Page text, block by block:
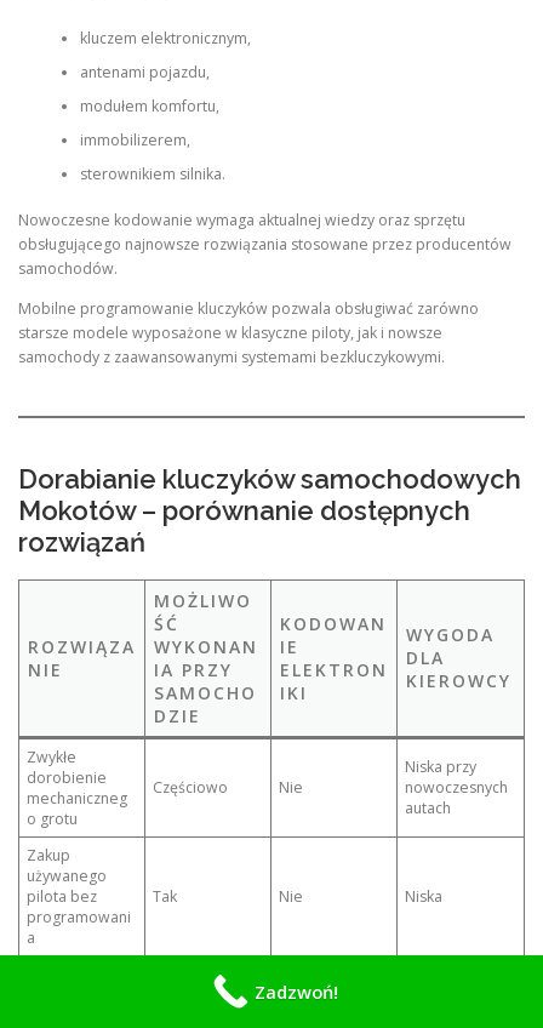
kluczem elektronicznym,
antenami pojazdu,
modułem komfortu,
immobilizerem,
sterownikiem silnika.
Nowoczesne kodowanie wymaga aktualnej wiedzy oraz sprzętu
obsługującego najnowsze rozwiązania stosowane przez producentów
samochodów.
Mobilne programowanie kluczyków pozwala obsługiwać zarówno
starsze modele wyposażone w klasyczne piloty, jak i nowsze
samochody z zaawansowanymi systemami bezkluczykowymi.
Dorabianie kluczyków samochodowych
Mokotów – porównanie dostępnych
rozwiązań
ROZWIĄZA
NIE
MOŻLIWO
ŚĆ
WYKONAN
IA PRZY
SAMOCHO
DZIE
KODOWAN
IE
ELEKTRON
IKI
WYGODA
DLA
KIEROWCY
Zwykłe
dorobienie
mechaniczneg
o grotu
Częściowo Nie
Niska przy
nowoczesnych
autach
Zakup
używanego
pilota bez
programowani
a
Tak Nie Niska
Zależna od
Tak
Zadzwoń!